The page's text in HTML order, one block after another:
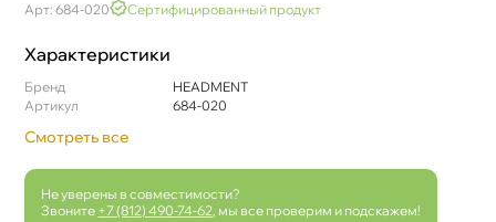
Арт: 684-020 Сертифицированный продукт
Характеристики
Бренд
HEADMENT
Артикул
684-020
Смотреть все
Не уверены в совместимости?
Звоните +7 (812) 490-74-62 , мы все проверим и подскажем!